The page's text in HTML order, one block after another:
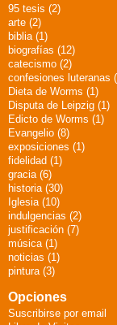
95 tesis (2)
arte (2)
biblia (1)
biografías (12)
catecismo (2)
confesiones luteranas
Dieta de Worms (1)
Disputa de Leipzig (1)
Edicto de Worms (1)
Evangelio (8)
exposiciones (1)
fidelidad (1)
gracia (6)
historia (30)
Iglesia (10)
indulgencias (2)
justificación (7)
música (1)
noticias (1)
pintura (3)
Opciones
Suscribirse por email